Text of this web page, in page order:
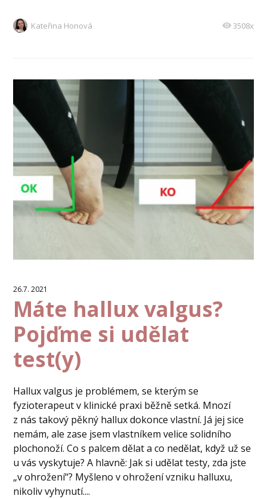
Kateřina Honová 3508x
26.7. 2021
Máte hallux valgus?
Pojďme si udělat
test(y)
Hallux valgus je problémem, se kterým se
fyzioterapeut v klinické praxi běžně setká. Mnozí
z nás takový pěkný hallux dokonce vlastní. Já jej sice
nemám, ale zase jsem vlastníkem velice solidního
plochonoží. Co s palcem dělat a co nedělat, když už se
u vás vyskytuje? A hlavně: Jak si udělat testy, zda jste
„v ohrožení“? Myšleno v ohrožení vzniku halluxu,
nikoliv vyhynutí....